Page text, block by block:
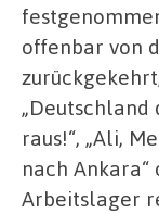
offenbar von
„Deutschland
raus!“, „Ali,
nach Ankara“
Arbeitslager